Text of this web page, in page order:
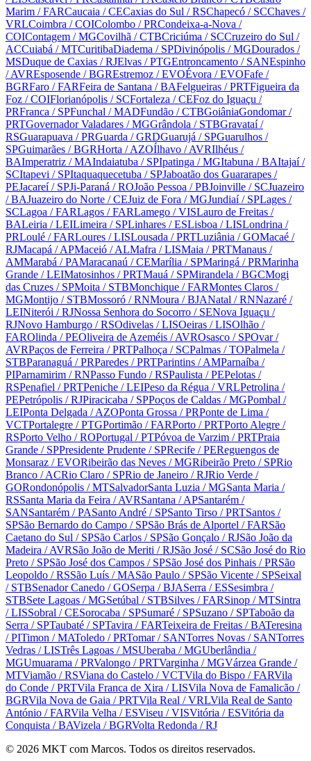
Marim / FARCaucaia / CECaxias do Sul / RSChapecó / SCChaves /
VRLCoimbra / COIColombo / PRCondeixa-a-Nova /
COIContagem / MGCovilhã / CTBCriciúma / SCCruzeiro do Sul /
ACCuiabá / MTCuritibaDiadema / SPDivinópolis / MGDourados /
MSDuque de Caxias / RJElvas / PTGEntroncamento / SANEspinho
/ AVREsposende / BGREstremoz / EVOÉvora / EVOFafe /
BGRFaro / FARFeira de Santana / BAFelgueiras / PRTFigueira da
Foz / COIFlorianópolis / SCFortaleza / CEFoz do Iguaçu /
PRFranca / SPFunchal / MADFundão / CTBGoiâniaGondomar/
PRTGovernador Valadares / MGGrândola / STBGravataí/
RSGuarapuava / PRGuarda / GRDGuarujá / SPGuarulhos /
SPGuimarães / BGRHorta / AZOÍlhavo / AVRIlhéus /
BAImperatriz / MAIndaiatuba / SPIpatinga / MGItabuna / BAItajaí/
SCItapevi / SPItaquaquecetuba / SPJaboatão dos Guararapes /
PEJacareí/ SPJi-Paraná / ROJoão Pessoa / PBJoinville / SCJuazeiro
/ BAJuazeiro do Norte / CEJuiz de Fora / MGJundiaí/ SPLages /
SCLagoa / FARLagos / FARLamego / VISLauro de Freitas /
BALeiria / LEILimeira / SPLinhares / ESLisboa / LISLondrina /
PRLoulé / FARLoures / LISLousada / PRTLuziânia / GOMacaé /
RJMacapá / APMaceió / ALMafra / LISMaia / PRTManaus /
AMMarabá / PAMaracanaú / CEMarília / SPMaringá / PRMarinha
Grande / LEIMatosinhos / PRTMauá / SPMirandela / BGCMogi
das Cruzes / SPMoita / STBMonchique / FARMontes Claros /
MGMontijo / STBMossoró / RNMoura / BJANatal / RNNazaré /
LEINiterói / RJNossa Senhora do Socorro / SENova Iguaçu /
RJNovo Hamburgo / RSOdivelas / LISOeiras / LISOlhão /
FAROlinda / PEOliveira de Azeméis / AVROsasco / SPOvar/
AVRPaços de Ferreira / PRTPalhoça / SCPalmas / TOPalmela /
STBParanaguá / PRParedes / PRTParintins / AMParnaíba /
PIParnamirim / RNPasso Fundo / RSPaulista / PEPelotas /
RSPenafiel / PRTPeniche / LEIPeso da Régua / VRLPetrolina /
PEPetrópolis / RJPiracicaba / SPPoços de Caldas / MGPombal /
LEIPonta Delgada / AZOPonta Grossa / PRPonte de Lima /
VCTPortalegre / PTGPortimão / FARPorto / PRTPorto Alegre /
RSPorto Velho / ROPortugal / PTPóvoa de Varzim / PRTPraia
Grande / SPPresidente Prudente / SPRecife / PEReguengos de
Monsaraz / EVORibeirão das Neves / MGRibeirão Preto / SPRio
Branco / ACRio Claro / SPRio de Janeiro / RJRio Verde /
GORondonópolis / MTSalvadorSanta Luzia / MGSanta Maria /
RSSanta Maria da Feira / AVRSantana / APSantarém /
SANSantarém / PASanto André / SPSanto Tirso / PRTSantos /
SPSão Bernardo do Campo / SPSão Brás de Alportel / FARSão
Caetano do Sul / SPSão Carlos / SPSão Gonçalo / RJSão João da
Madeira / AVRSão João de Meriti / RJSão José / SCSão José do Rio
Preto / SPSão José dos Campos / SPSão José dos Pinhais / PRSão
Leopoldo / RSSão Luís / MASão Paulo / SPSão Vicente / SPSeixal
/ STBSenador Canedo / GOSerpa / BJASerra / ESSesimbra /
STBSete Lagoas / MGSetúbal / STBSilves / FARSinop / MTSintra
/ LISSobral / CESorocaba / SPSumaré / SPSuzano / SPTaboão da
Serra / SPTaubaté / SPTavira / FARTeixeira de Freitas / BATeresina
/ PITimon / MAToledo / PRTomar/ SANTorres Novas / SANTorres
Vedras / LISTrês Lagoas / MSUberaba / MGUberlândia /
MGUmuarama / PRValongo / PRTVarginha / MGVárzea Grande /
MTViamão / RSViana do Castelo / VCTVila do Bispo / FARVila
do Conde / PRTVila Franca de Xira / LISVila Nova de Famalicão /
BGRVila Nova de Gaia / PRTVila Real / VRLVila Real de Santo
António / FARVila Velha / ESViseu / VISVitória / ESVitória da
Conquista / BAVizela / BGRVolta Redonda / RJ
© 2026 MKT com Marcos. Todos os direitos reservados.